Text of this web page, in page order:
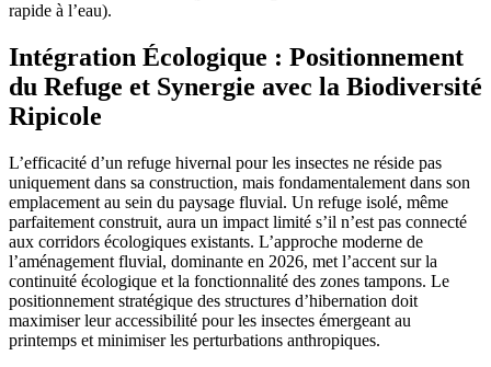
rapide à l’eau).
Intégration Écologique : Positionnement
du Refuge et Synergie avec la Biodiversité
Ripicole
L’efficacité d’un refuge hivernal pour les insectes ne réside pas
uniquement dans sa construction, mais fondamentalement dans son
emplacement au sein du paysage fluvial. Un refuge isolé, même
parfaitement construit, aura un impact limité s’il n’est pas connecté
aux corridors écologiques existants. L’approche moderne de
l’aménagement fluvial, dominante en 2026, met l’accent sur la
continuité écologique et la fonctionnalité des zones tampons. Le
positionnement stratégique des structures d’hibernation doit
maximiser leur accessibilité pour les insectes émergeant au
printemps et minimiser les perturbations anthropiques.